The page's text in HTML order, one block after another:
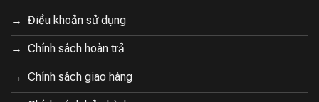
Điều khoản sử dụng
Chính sách hoàn trả
Chính sách giao hàng